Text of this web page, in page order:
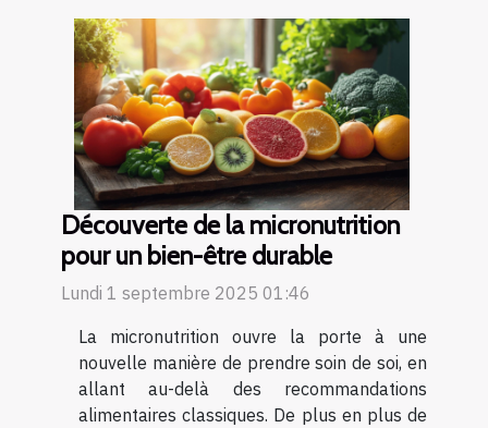
Découverte de la micronutrition
pour un bien-être durable
Lundi 1 septembre 2025 01:46
La micronutrition ouvre la porte à une
nouvelle manière de prendre soin de soi, en
allant au-delà des recommandations
alimentaires classiques. De plus en plus de